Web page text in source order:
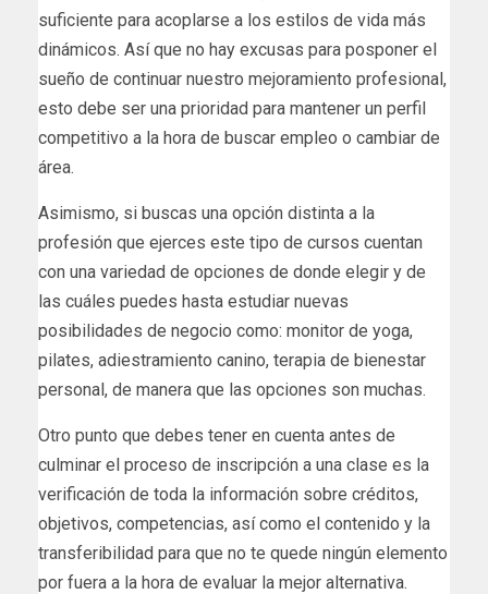
suficiente para acoplarse a los estilos de vida más
dinámicos. Así que no hay excusas para posponer el
sueño de continuar nuestro mejoramiento profesional,
esto debe ser una prioridad para mantener un perfil
competitivo a la hora de buscar empleo o cambiar de
área.
Asimismo, si buscas una opción distinta a la
profesión que ejerces este tipo de cursos cuentan
con una variedad de opciones de donde elegir y de
las cuáles puedes hasta estudiar nuevas
posibilidades de negocio como: monitor de yoga,
pilates, adiestramiento canino, terapia de bienestar
personal, de manera que las opciones son muchas.
Otro punto que debes tener en cuenta antes de
culminar el proceso de inscripción a una clase es la
verificación de toda la información sobre créditos,
objetivos, competencias, así como el contenido y la
transferibilidad para que no te quede ningún elemento
por fuera a la hora de evaluar la mejor alternativa.